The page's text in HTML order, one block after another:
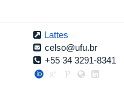
Lattes
celso@ufu.br
+55 34 3291-8341